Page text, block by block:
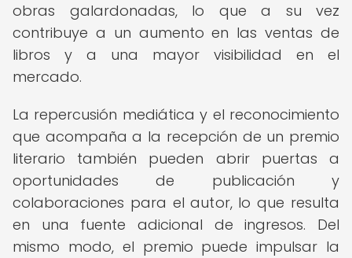
obras galardonadas, lo que a su vez
contribuye a un aumento en las ventas de
libros y a una mayor visibilidad en el
mercado.
La repercusión mediática y el reconocimiento
que acompaña a la recepción de un premio
literario también pueden abrir puertas a
oportunidades de publicación y
colaboraciones para el autor, lo que resulta
en una fuente adicional de ingresos. Del
mismo modo, el premio puede impulsar la